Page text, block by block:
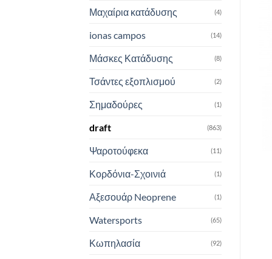
Μαχαίρια κατάδυσης (4)
ionas campos (14)
Μάσκες Κατάδυσης (8)
Τσάντες εξοπλισμού (2)
Σημαδούρες (1)
draft (863)
Ψαροτούφεκα (11)
Κορδόνια-Σχοινιά (1)
Αξεσουάρ Neoprene (1)
Watersports (65)
Κωπηλασία (92)